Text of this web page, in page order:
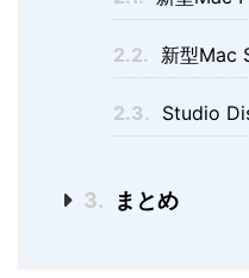
2.2. 新型Mac
2.3. Studio
3. まとめ